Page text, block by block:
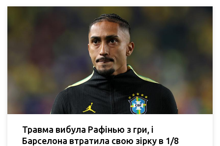
Травма вибула Рафінью з гри, і
Барселона втратила свою зірку в 1/8